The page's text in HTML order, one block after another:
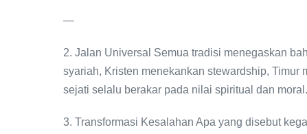
—
2. Jalan Universal Semua tradisi menegaskan
syariah, Kristen menekankan stewardship,
sejati selalu berakar pada nilai spiritual dan moral.
3. Transformasi Kesalahan Apa yang disebut